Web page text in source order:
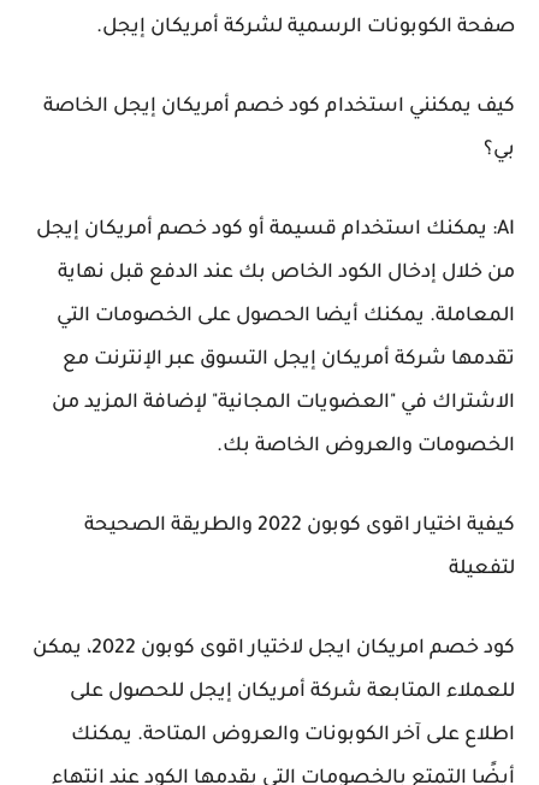
صفحة الكوبونات الرسمية لشركة أمريكان إيجل.
كيف يمكنني استخدام كود خصم أمريكان إيجل الخاصة
بي؟
AI: يمكنك استخدام قسيمة أو كود خصم أمريكان إيجل
من خلال إدخال الكود الخاص بك عند الدفع قبل نهاية
المعاملة. يمكنك أيضا الحصول على الخصومات التي
تقدمها شركة أمريكان إيجل التسوق عبر الإنترنت مع
الاشتراك في "العضويات المجانية" لإضافة المزيد من
الخصومات والعروض الخاصة بك.
كيفية اختيار اقوى كوبون 2022 والطريقة الصحيحة
لتفعيلة
كود خصم امريكان ايجل لاختيار اقوى كوبون 2022، يمكن
للعملاء المتابعة شركة أمريكان إيجل للحصول على
اطلاع على آخر الكوبونات والعروض المتاحة. يمكنك
أيضًا التمتع بالخصومات التي يقدمها الكود عند انتهاء